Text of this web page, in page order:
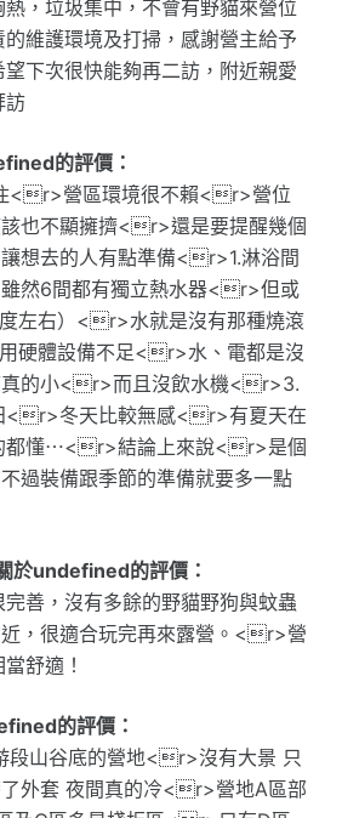
，垃圾集中，不會有野貓來營位
維護環境及打掃，感謝營主給予
下次很快能夠再二訪，附近親愛
訪
的評價：
<r>營區環境很不賴<r>營位
也不顯擁擠<r>還是要提醒幾個
想去的人有點準備<r>1.淋浴間
然6間都有獨立熱水器<r>但或
左右）<r>水就是沒有那種燒滾
硬體設備不足<r>水、電都是沒
的小<r>而且沒飲水機<r>3.
<r>冬天比較無感<r>有夏天在
都懂⋯<r>結論上來說<r>是個
過裝備跟季節的準備就要多一點
於undefined的評價：
善，沒有多餘的野貓野狗與蚊蟲
，很適合玩完再來露營。<r>營
舒適！
的評價：
段山谷底的營地<r>沒有大景 只
外套 夜間真的冷<r>營地A區部